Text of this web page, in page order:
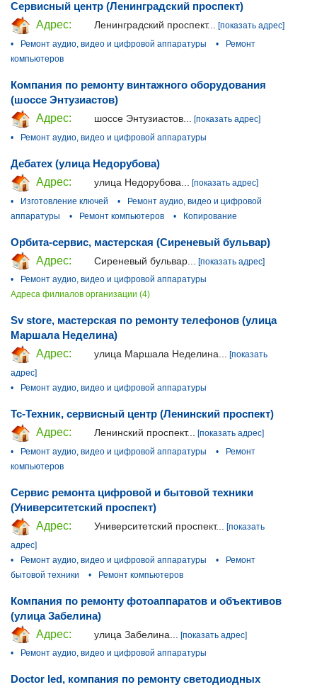
Сервисный центр (Ленинградский проспект)
Адрес:
Ленинградский проспект... [показать адрес]
•
Ремонт аудио, видео и цифровой аппаратуры •
Ремонт
компьютеров
Компания по ремонту винтажного оборудования
(шоссе Энтузиастов)
Адрес:
шоссе Энтузиастов...
[показать адрес]
•
Ремонт аудио, видео и цифровой аппаратуры
Дебатех (улица Недорубова)
Адрес:
улица Недорубова...
[показать адрес]
•
Изготовление ключей •
Ремонт аудио, видео и цифровой
аппаратуры
• Ремонт компьютеров • Копирование
Орбита-сервис, мастерская (Сиреневый бульвар)
Адрес:
Сиреневый бульвар...
[показать адрес]
•
Ремонт аудио, видео и цифровой аппаратуры
Адреса филиалов организации (4)
Sv store, мастерская по ремонту телефонов (улица
Маршала Неделина)
Адрес:
улица Маршала Неделина... [показать
адрес]
•
Ремонт аудио, видео и цифровой аппаратуры
Тс-Техник, сервисный центр (Ленинский проспект)
Адрес:
Ленинский проспект...
[показать адрес]
•
Ремонт аудио, видео и цифровой аппаратуры •
Ремонт
компьютеров
Сервис ремонта цифровой и бытовой техники
(Университетский проспект)
Адрес:
Университетский проспект...
[показать
адрес]
•
Ремонт аудио, видео и цифровой аппаратуры •
Ремонт
бытовой техники
• Ремонт компьютеров
Компания по ремонту фотоаппаратов и объективов
(улица Забелина)
Адрес:
улица Забелина...
[показать адрес]
•
Ремонт аудио, видео и цифровой аппаратуры
Doctor led, компания по ремонту светодиодных